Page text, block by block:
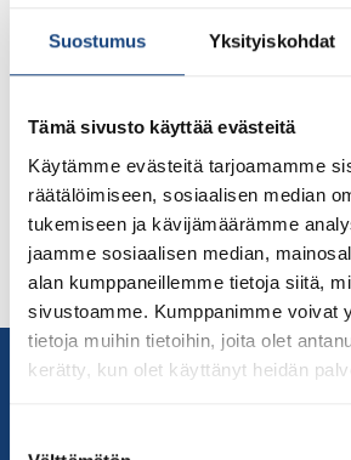
Suostumus Yksityiskohdat
Tämä sivusto käyttää evästeitä
Käytämme evästeitä tarjoamamme
räätälöimiseen, sosiaalisen median
tukemiseen ja kävijämäärämme
jaamme sosiaalisen median,
alan kumppaneillemme tietoja siitä,
sivustoamme. Kumppanimme voivat
tietoja muihin tietoihin, joita olet
kerätty, kun olet käyttänyt heidän
MM-kultaa Laurénille, hopeaa
kilpailussa Krakovassa maailman
vuotias Laurén voitti finaalissa
tiukassa jatkoaikaottelun viidennellä
arvoisella suorituksella.
kolme otteluaan. Katso uuvuttava
sivuilta täältä. […]
Yhteystiedot